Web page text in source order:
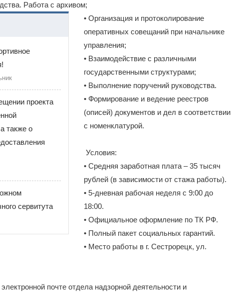
Работа с архивом;
проекта
также о
сервитута
• Организация и протоколирование
оперативных совещаний при начальнике
управления;
• Взаимодействие с различными
государственными структурами;
• Выполнение поручений руководства.
• Формирование и ведение реестров
(описей) документов и дел в соответствии
с номенклатурой.
Условия:
• Средняя заработная плата – 35 тысяч
рублей (в зависимости от стажа работы).
• 5-дневная рабочая неделя с 9:00 до
18:00.
• Официальное оформление по ТК РФ.
• Полный пакет социальных гарантий.
• Место работы в г. Сестрорецк, ул.
почте отдела надзорной деятельности и